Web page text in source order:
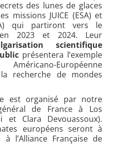
des lunes de glaces
missions JUICE (ESA) et
qui partiront vers le
2023 et 2024. Leur
scientifique
présentera l’exemple
Européenne
recherche de mondes
est organisé par notre
de France à Los
et Clara Devouassoux).
européens seront à
l’Alliance Française de